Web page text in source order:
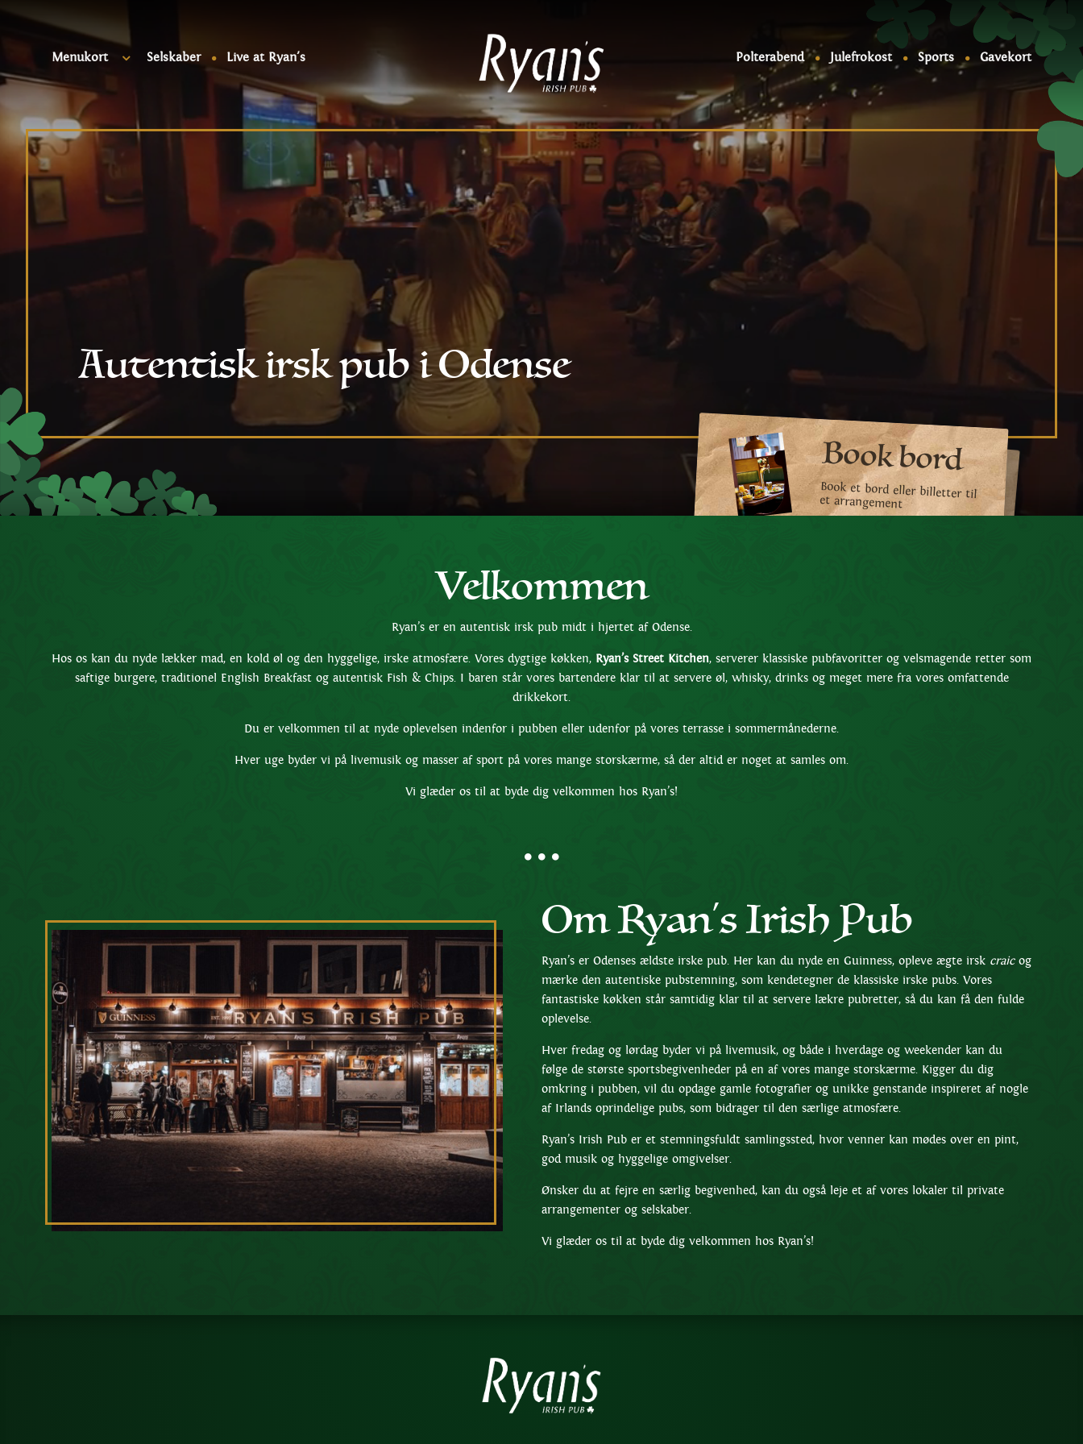
Menukort Selskaber Live at Ryan's Polterabend Julefrokost Sports Gavekort
Autentisk irsk pub i Odense
Book bord
Book et bord eller billetter til
et arrangement
Velkommen
Ryan’s er en autentisk irsk pub midt i hjertet af Odense.
Hos os kan du nyde lækker mad, en kold øl og den hyggelige, irske atmosfære. Vores dygtige køkken, Ryan’s Street Kitchen, serverer klassiske pubfavoritter og velsmagende retter som
saftige burgere, traditionel English Breakfast og autentisk Fish & Chips. I baren står vores bartendere klar til at servere øl, whisky, drinks og meget mere fra vores omfattende
drikkekort.
Du er velkommen til at nyde oplevelsen indenfor i pubben eller udenfor på vores terrasse i sommermånederne.
Hver uge byder vi på livemusik og masser af sport på vores mange storskærme, så der altid er noget at samles om.
Vi glæder os til at byde dig velkommen hos Ryan’s!
Om Ryan's Irish Pub
Ryan’s er Odenses ældste irske pub. Her kan du nyde en Guinness, opleve ægte irsk craicog
mærke den autentiske pubstemning, som kendetegner de klassiske irske pubs. Vores
fantastiske køkken står samtidig klar til at servere lækre pubretter, så du kan få den fulde
oplevelse.
Hver fredag og lørdag byder vi på livemusik, og både i hverdage og weekender kan du
følge de største sportsbegivenheder på en af vores mange storskærme. Kigger du dig
omkring i pubben, vil du opdage gamle fotografier og unikke genstande inspireret af nogle
af Irlands oprindelige pubs, som bidrager til den særlige atmosfære.
Ryan’s Irish Pub er et stemningsfuldt samlingssted, hvor venner kan mødes over en pint,
god musik og hyggelige omgivelser.
Ønsker du at fejre en særlig begivenhed, kan du også leje et af vores lokaler til private
arrangementer og selskaber.
Vi glæder os til at byde dig velkommen hos Ryan’s!